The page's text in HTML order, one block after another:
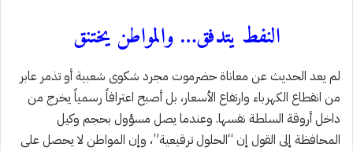
النفط يتدفق… والمواطن يختنق
لم يعد الحديث عن معاناة حضرموت مجرد شكوى شعبية أو تذمر عابر
من انقطاع الكهرباء وارتفاع الأسعار، بل أصبح اعترافاً رسمياً يخرج من
داخل أروقة السلطة نفسها. وعندما يصل مسؤول بحجم وكيل
المحافظة إلى القول إن “الحلول ترقيعية”، وإن المواطن لا يحصل على